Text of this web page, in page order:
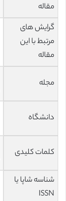
مقاله
گرایش های
مرتبط با این
مقاله
مجله
دانشگاه
کلمات کلیدی
شناسه شاپا یا
ISSN